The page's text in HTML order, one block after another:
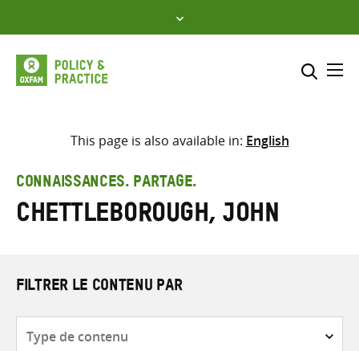
to
content
Sélectionner l’emplacement
Saisir
les
termes
This page is also available in: English
CONNAISSANCES. PARTAGE.
Chettleborough, John
FILTRER LE CONTENU PAR